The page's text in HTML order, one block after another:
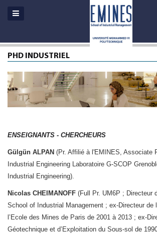
PHD INDUSTRIEL
ENSEIGNANTS - CHERCHEURS
Gülgün ALPAN (Pr. Affilié à l'EMINES, Associate
Industrial Engineering Laboratoire G-SCOP
Industrial Engineering).
Nicolas CHEIMANOFF (Full Pr. UM6P ; Directeur
School of Industrial Management ; ex-Directeur de
l’Ecole des Mines de Paris de 2001 à 2013 ; ex-
Géotechnique et d’Exploitation du Sous-sol de